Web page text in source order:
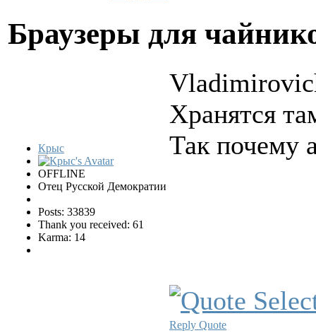
Браузеры для
Крыс
OFFLINE
Отец Русской Демократии
Posts: 33839
Thank you received: 61
Karma: 14
Хранятся
Так почему
Reply Quote